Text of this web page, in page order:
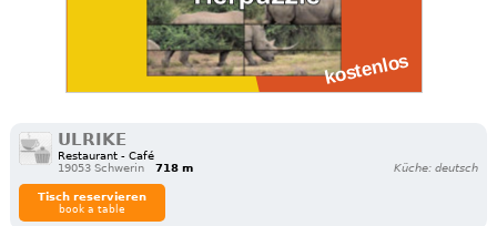
ULRIKE
Restaurant - Café
19053 Schwerin
718 m Küche: deutsch
Tisch reservieren
book a table